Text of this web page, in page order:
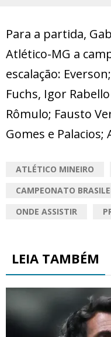
Para a partida,
Atlético-MG a
escalação:
Fuchs, Igor
Rômulo; Fausto
Gomes e Palacios;
ATLÉTICO MINEIRO
CAMPEONATO
ONDE ASSISTIR
LEIA TAMBÉM